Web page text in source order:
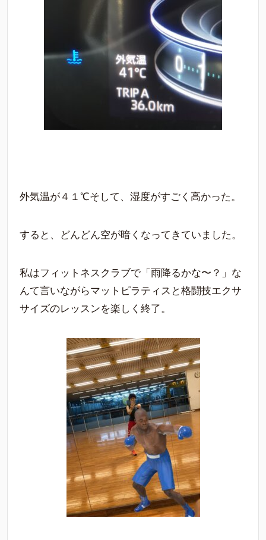
外気温が４１℃そして、湿度がすごく高かった。
すると、どんどん空が暗くなってきていました。
私はフィットネスクラブで「雨降るかな〜？」な
んて言いながらマットピラティスと格闘技エクサ
サイズのレッスンを楽しく終了。